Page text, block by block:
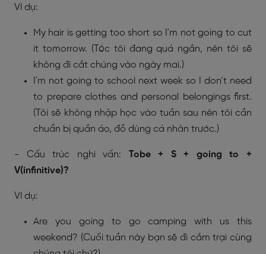
Ví dụ:
My hair is getting too short so I'm not going to cut
it tomorrow. (Tóc tôi đang quá ngắn, nên tôi sẽ
không đi cắt chúng vào ngày mai.)
I'm not going to school next week so I don’t need
to prepare clothes and personal belongings first.
(Tôi sẽ không nhập học vào tuần sau nên tôi cần
chuẩn bị quần áo, đồ dùng cá nhân trước.)
- Cấu trúc nghi vấn: Tobe + S + going to +
V(infinitive)?
Ví dụ:
Are you going to go camping with us this
weekend? (Cuối tuần này bạn sẽ đi cắm trại cùng